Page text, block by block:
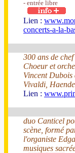
- entrée libre
Lien :
concerts-a-la-
300 ans de
Choeur et
Vincent
Vivaldi,
Lien :
duo Canticel
scène, formé
l'organiste
musiques